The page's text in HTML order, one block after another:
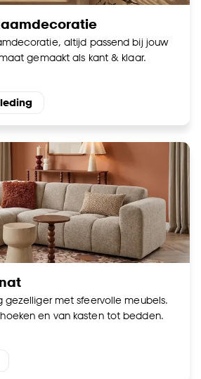
altijd passend bij jouw
gemaakt als kant & klaar.
gezelliger met sfeervolle meubels.
en van kasten tot bedden.